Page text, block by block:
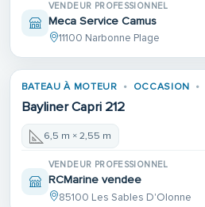
VENDEUR PROFESSIONNEL
Meca Service Camus
11100 Narbonne Plage
BATEAU À MOTEUR OCCASION
Bayliner Capri 212
6,5 m × 2,55 m
VENDEUR PROFESSIONNEL
RCMarine vendee
85100 Les Sables D'Olonne